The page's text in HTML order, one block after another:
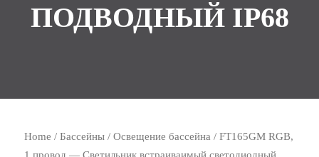
ПОДВОДНЫЙ IP68
Home /Бассейны /Освещение бассейна / FT165GM RGB,